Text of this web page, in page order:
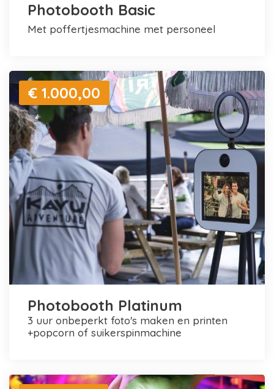
Photobooth Basic
met poffertjesmachine met personeel
€ 1.000,00
Photobooth Platinum
3 uur onbeperkt foto's maken en printen
+popcorn of suikerspinmachine